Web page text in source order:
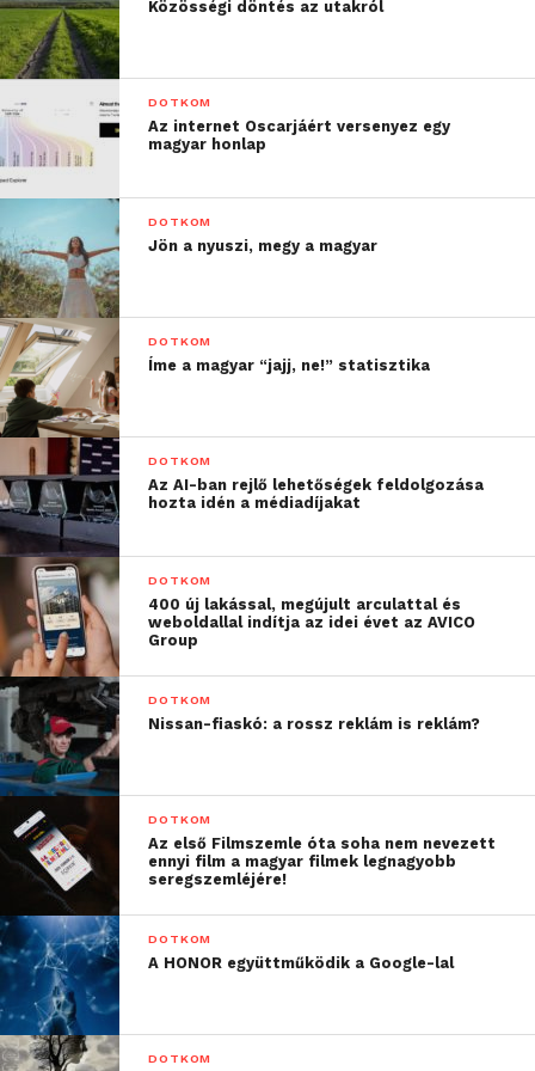
tartalmak kínosan érinthetik.
Gyerekek, mint influencerek
Bánki Beni 15 éves korában indította el saját
YouTube csatornáját, azóta aktív szereplője a social
médiának, mint költő, slammer, vlogger és
influencer. Szülei sosem szóltak bele abba, hogy mit
oszt meg az életéből, mivel megbíztak az
ítélőképességében.
„A mi helyzetünk más.
Nem a szülők az
influencerek, nem ők
használják a saját
céljaikra a gyerekeket. Itt
a gyerekek részéről jött
egy igény, a szüleink
pedig támogatóan álltak
hozzá, segítenek benne.
Tulajdonképpen ők a
biodíszletek”
– mondta Bánki Beni.
Nem ő azonban az egyetlen, aki a családjából az
online tér felé orientálódott. Mindhárom Bánki
gyerek aktív szereplője a közösségi médiumoknak,
ám a legkisebb testvér mára lekörözte az egész
családot. Jelenleg a Csani Csenölt több mint 200
ezren követik a YouTube-on.
Közösségi döntés az utakról
DOTKOM
Az internet Oscarjáért versenyez egy
magyar honlap
DOTKOM
Jön a nyuszi, megy a magyar
DOTKOM
Íme a magyar “jajj, ne!” statisztika
DOTKOM
Az AI-ban rejlő lehetőségek feldolgozása
hozta idén a médiadíjakat
DOTKOM
400 új lakással, megújult arculattal és
weboldallal indítja az idei évet az AVICO
Group
DOTKOM
Nissan-fiaskó: a rossz reklám is reklám?
DOTKOM
Az első Filmszemle óta soha nem nevezett
ennyi film a magyar filmek legnagyobb
seregszemléjére!
DOTKOM
A HONOR együttműködik a Google-lal
DOTKOM